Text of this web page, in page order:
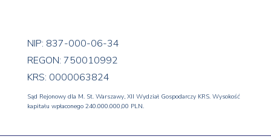
NIP: 837-000-06-34
REGON: 750010992
KRS: 0000063824
Sąd Rejonowy dla M. St. Warszawy, XII Wydział Gospodarczy KRS. Wysokość
kapitału wpłaconego 240.000.000,00 PLN.